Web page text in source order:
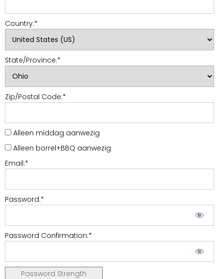
Country:*
State/Province:*
Zip/Postal Code:*
Alleen middag aanwezig
Alleen borrel+BBQ aanwezig
Email:*
Password:*
Password Confirmation:*
Password Strength